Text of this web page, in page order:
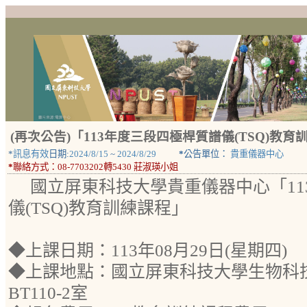
(再次公告)「113年度三段四極桿質譜儀(TSQ)教育
*訊息有效 日期:2024/8/15 ~ 2024/8/29 *公告單位： 貴重儀器中心
*聯絡方式： 08-7703202轉5430 莊淑瑛小姐
國立屏東科技大學貴重儀器中心「
儀(TSQ)教育訓練課程」
◆上課日期：113年08月29日(星期四)
◆上課地點：國立屏東科技大學生物科
BT110-2室